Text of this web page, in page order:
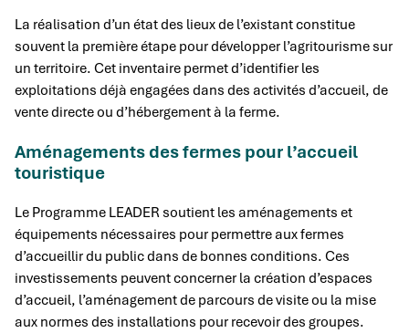
La réalisation d’un état des lieux de l’existant constitue
souvent la première étape pour développer l’agritourisme sur
un territoire. Cet inventaire permet d’identifier les
exploitations déjà engagées dans des activités d’accueil, de
vente directe ou d’hébergement à la ferme.
Aménagements des fermes pour l’accueil
touristique
Le Programme LEADER soutient les aménagements et
équipements nécessaires pour permettre aux fermes
d’accueillir du public dans de bonnes conditions. Ces
investissements peuvent concerner la création d’espaces
d’accueil, l’aménagement de parcours de visite ou la mise
aux normes des installations pour recevoir des groupes.